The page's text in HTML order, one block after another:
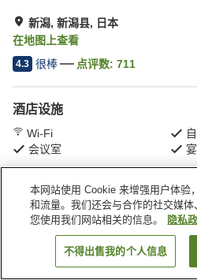
新潟, 新潟县, 日本
在地图上查看
4.3 很棒 点评数: 711
酒店设施
Wi-Fi
会议室
首页 日本 新潟县 新潟 新
搜索客房
本网站使用 Cookie 来增强用户体验
和流量。我们还会与合作的社交媒
您使用我们网站相关的信息。
隐私
不得出售我的个人信息